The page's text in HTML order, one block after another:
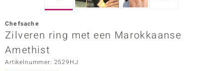
Vogue
Chefsache
Zilveren ring met een Marokkaanse
Amethist
Artikelnummer: 2529HJ